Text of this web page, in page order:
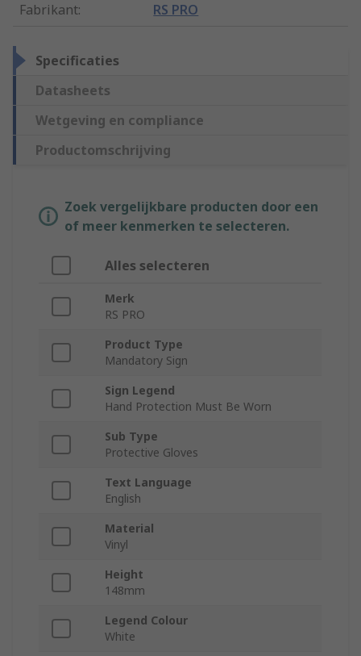
Fabrikant: RS PRO
Specificaties
Datasheets
Wetgeving en compliance
Productomschrijving
Zoek vergelijkbare producten door een
of meer kenmerken te selecteren.
Alles selecteren
Merk
RS PRO
Product Type
Mandatory Sign
Sign Legend
Hand Protection Must Be Worn
Sub Type
Protective Gloves
Text Language
English
Material
Vinyl
Height
148mm
Legend Colour
White